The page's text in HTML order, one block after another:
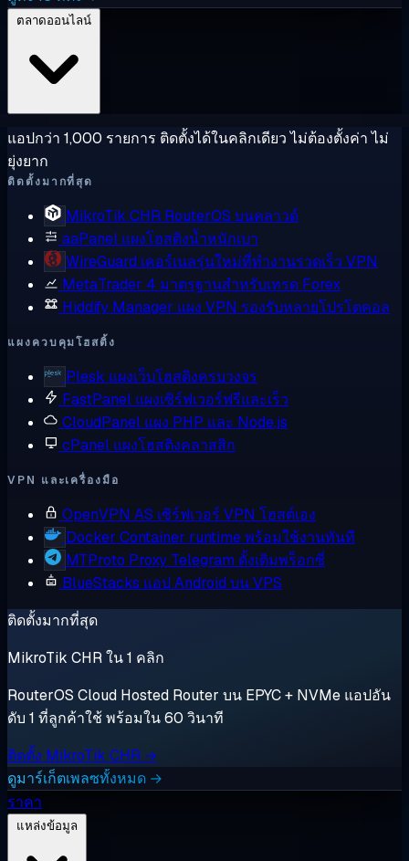
แอปกว่า 1,000 รายการ ติดตั้งได้ในคลิกเดียว ไม่ต้องตั้งค่า ไม่
ยุ่งยาก
ติดตั้งมากที่สุด
MikroTik CHR RouterOS บนคลาวด์
aaPanel แผงโฮสติงน้ำหนักเบา
WireGuard เคอร์เนลรุ่นใหม่ที่ทำงานรวดเร็ว VPN
MetaTrader 4 มาตรฐานสำหรับเทรด Forex
Hiddify Manager แผง VPN รองรับหลายโปรโตคอล
แผงควบคุมโฮสติ้ง
Plesk แผงเว็บโฮสติงครบวงจร
FastPanel แผงเซิร์ฟเวอร์ฟรีและเร็ว
CloudPanel แผง PHP และ Node.js
cPanel แผงโฮสติงคลาสสิก
VPN และเครื่องมือ
OpenVPN AS เซิร์ฟเวอร์ VPN โฮสต์เอง
Docker Container runtime พร้อมใช้งานทันที
MTProto Proxy Telegram ดั้งเดิมพร็อกซี่
BlueStacks แอป Android บน VPS
ติดตั้งมากที่สุด
MikroTik CHR ใน 1 คลิก
RouterOS Cloud Hosted Router บน EPYC + NVMe แอปอัน
ดับ 1 ที่ลูกค้าใช้ พร้อมใน 60 วินาที
ติดตั้ง MikroTik CHR →
ดูมาร์เก็ตเพลซทั้งหมด →
ราคา